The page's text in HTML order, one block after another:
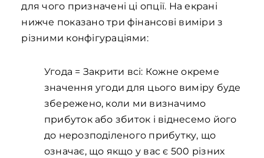
для чого призначені ці опції. На екрані
нижче показано три фінансові виміри з
різними конфігураціями:
Угода = Закрити всі: Кожне окреме
значення угоди для цього виміру буде
збережено, коли ми визначимо
прибуток або збиток і віднесемо його
до нерозподіленого прибутку, що
означає, що якщо у вас є 500 різних